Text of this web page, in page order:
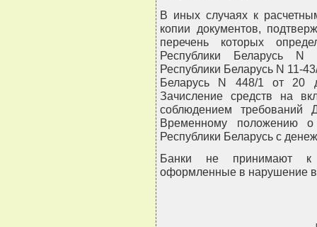
В иных случаях к
копии документов,
перечень которых
Республики Беларусь N
Республики Беларусь N 11-
Беларусь N 448/1 от 20
Зачисление средств на
соблюдением
Временному положению
Республики Беларусь с
Банки не принимают к
оформленные в нарушение